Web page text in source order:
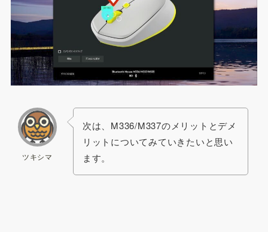
ツキシマ
次は、M336/M337のメリットとデメ
リットについてみていきたいと思い
ます。